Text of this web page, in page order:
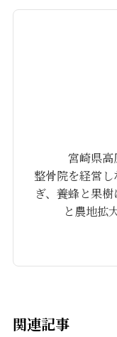
宮崎県高
整骨院を経営
ぎ、養蜂と果
と農地拡
関連記事